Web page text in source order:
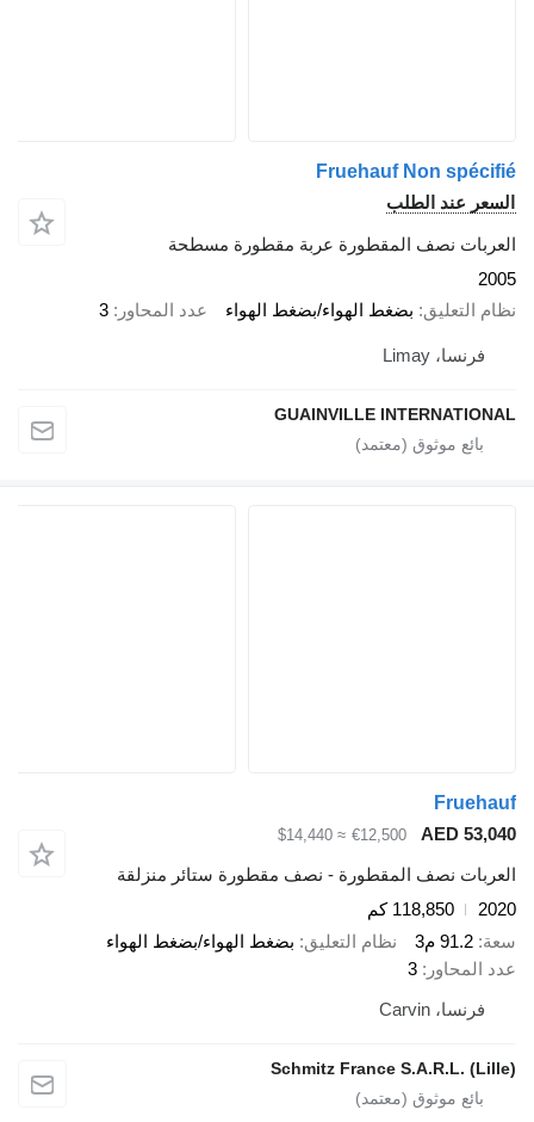
Fruehauf Non
الطلب
نصف المقطورة عربة مقطورة مسطحة
بضغط الهواء/بضغط الهواء عدد المحاور 3
GUAINVILLE
€12,500
≈ $14,440
نصف المقطورة - نصف مقطورة ستائر منزلقة
118,850 كم
نظام التعليق بضغط الهواء/بضغط الهواء
3
Schmitz France